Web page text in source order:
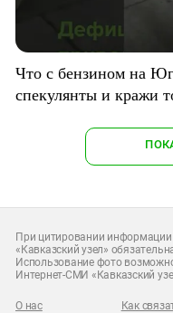
Что с бензином на
спекулянты и кражи
При цитировании
«Кавказский узел»
Использование фото
Интернет-СМИ «Кавказский
О нас Как